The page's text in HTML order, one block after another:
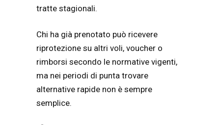
tratte stagionali.
Chi ha già prenotato può ricevere
riprotezione su altri voli, voucher o
rimborsi secondo le normative vigenti,
ma nei periodi di punta trovare
alternative rapide non è sempre
semplice.